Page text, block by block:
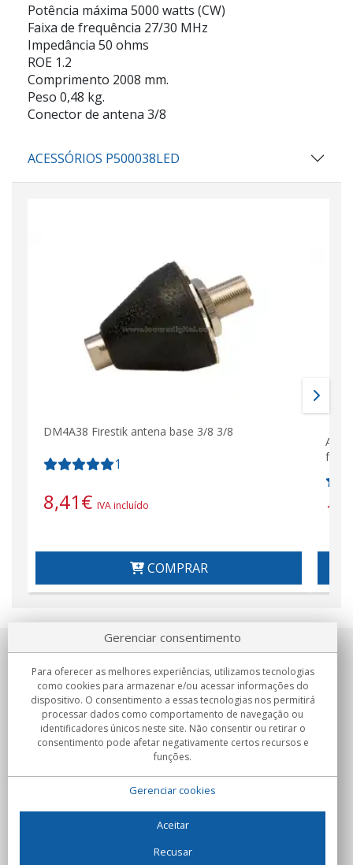
Potência máxima 5000 watts (CW)
Faixa de frequência 27/30 MHz
Impedância 50 ohms
ROE 1.2
Comprimento 2008 mm.
Peso 0,48 kg.
Conector de antena 3/8
ACESSÓRIOS P500038LED
DM4A38 Firestik antena base 3/8 3/8
1
8,41€ IVA incluído
COMPRAR
Sobre nosotros
Compromissos
Compras
Gerenciar consentimento
Para oferecer as melhores experiências, utilizamos tecnologias
como cookies para armazenar e/ou acessar informações do
dispositivo. O consentimento a essas tecnologias nos permitirá
processar dados como comportamento de navegação ou
identificadores únicos neste site. Não consentir ou retirar o
consentimento pode afetar negativamente certos recursos e
funções.
Gerenciar cookies
Aceitar
Recusar